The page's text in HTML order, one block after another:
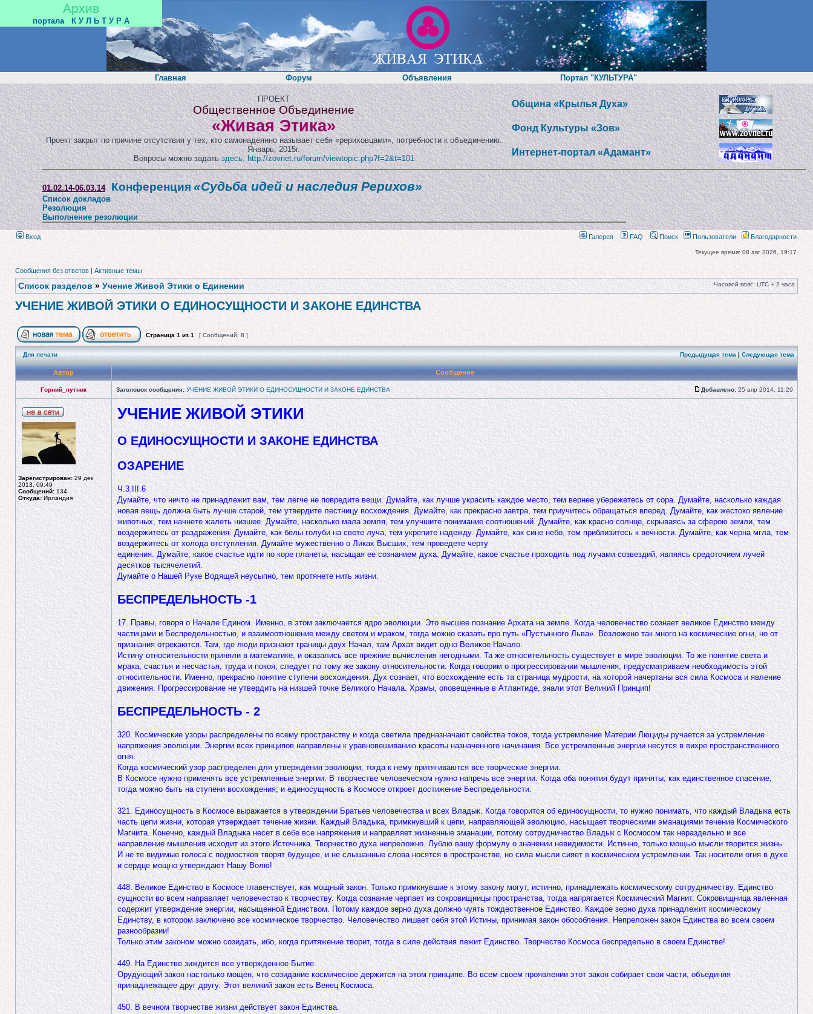
Архив
портала К У Л Ь Т У Р А
Главная Форум Объявления Портал "КУЛЬТУРА"
ПРОЕКТ
Общественное Объединение
«Живая Этика»
Проект закрыт по причине отсутствия у тех, кто самонадеянно называет себя «рериховцами», потребности к объединению.
Январь, 2015г.
Вопросы можно задать здесь: http://zovnet.ru/forum/viewtopic.php?f=2&t=101
Община «Крылья Духа»
Фонд Культуры «Зов»
Интернет-портал «Адамант»
01.02.14-06.03.14 Конференция«Судьба идей и наследия Рерихов»
Список докладов
Резолюция
Выполнение резолюции
Вход Галерея FAQ Поиск Пользователи Благодарности
Текущее время: 08 авг 2026, 19:17
Сообщения без ответов | Активные темы
Список разделов » Учение Живой Этики о Единении Часовой пояс: UTC + 2 часа
УЧЕНИЕ ЖИВОЙ ЭТИКИ О ЕДИНОСУЩНОСТИ И ЗАКОНЕ ЕДИНСТВА
Страница 1 из 1 [ Сообщений: 8 ]
Для печати Предыдущая тема | Следующая тема
Автор Сообщение
Горний_путник Заголовок сообщения: УЧЕНИЕ ЖИВОЙ ЭТИКИ О ЕДИНОСУЩНОСТИ И ЗАКОНЕ ЕДИНСТВА Добавлено: 25 апр 2014, 11:29
Зарегистрирован: 29 дек
2013, 09:49
Сообщений: 134
Откуда: Ирландия
УЧЕНИЕ ЖИВОЙ ЭТИКИ
О ЕДИНОСУЩНОСТИ И ЗАКОНЕ ЕДИНСТВА
ОЗАРЕНИЕ
Ч.3.III.6
Думайте, что ничто не принадлежит вам, тем легче не повредите вещи. Думайте, как лучше украсить каждое место, тем вернее убережетесь от сора. Думайте, насколько каждая
новая вещь должна быть лучше старой, тем утвердите лестницу восхождения. Думайте, как прекрасно завтра, тем приучитесь обращаться вперед. Думайте, как жестоко явление
животных, тем начнете жалеть низшее. Думайте, насколько мала земля, тем улучшите понимание соотношений. Думайте, как красно солнце, скрываясь за сферою земли, тем
воздержитесь от раздражения. Думайте, как белы голуби на свете луча, тем укрепите надежду. Думайте, как сине небо, тем приблизитесь к вечности. Думайте, как черна мгла, тем
воздержитесь от холода отступления. Думайте мужественно о Ликах Высших, тем проведете черту
единения. Думайте, какое счастье идти по коре планеты, насыщая ее сознанием духа. Думайте, какое счастье проходить под лучами созвездий, являясь средоточием лучей
десятков тысячелетий.
Думайте о Нашей Руке Водящей неусыпно, тем протянете нить жизни.
БЕСПРЕДЕЛЬНОСТЬ -1
17. Правы, говоря о Начале Едином. Именно, в этом заключается ядро эволюции. Это высшее познание Архата на земле. Когда человечество сознает великое Единство между
частицами и Беспредельностью, и взаимоотношение между светом и мраком, тогда можно сказать про путь «Пустынного Льва». Возложено так много на космические огни, но от
признания отрекаются. Там, где люди признают границы двух Начал, там Архат видит одно Великое Начало.
Истину относительности приняли в математике, и оказались все прежние вычисления негодными. Та же относительность существует в мире эволюции. То же понятие света и
мрака, счастья и несчастья, труда и покоя, следует по тому же закону относительности. Когда говорим о прогрессировании мышления, предусматриваем необходимость этой
относительности. Именно, прекрасно понятие ступени восхождения. Дух сознает, что восхождение есть та страница мудрости, на которой начертаны вся сила Космоса и явление
движения. Прогрессирование не утвердить на низшей точке Великого Начала. Храмы, оповещенные в Атлантиде, знали этот Великий Принцип!
БЕСПРЕДЕЛЬНОСТЬ - 2
320. Космические узоры распределены по всему пространству и когда светила предназначают свойства токов, тогда устремление Материи Люциды ручается за устремление
напряжения эволюции. Энергии всех принципов направлены к уравновешиванию красоты назначенного начинания. Все устремленные энергии несутся в вихре пространственного
огня.
Когда космический узор распределен для утверждения эволюции, тогда к нему притягиваются все творческие энергии.
В Космосе нужно применять все устремленные энергии. В творчестве человеческом нужно напречь все энергии. Когда оба понятия будут приняты, как единственное спасение,
тогда можно быть на ступени восхождения; и единосущность в Космосе откроет достижение Беспредельности.
321. Единосущность в Космосе выражается в утверждении Братьев человечества и всех Владык. Когда говорится об единосущности, то нужно понимать, что каждый Владыка есть
часть цепи жизни, которая утверждает течение жизни. Каждый Владыка, примкнувший к цепи, направляющей эволюцию, насыщает творческими эманациями течение Космического
Магнита. Конечно, каждый Владыка несет в себе все напряжения и направляет жизненные эманации, потому сотрудничество Владык с Космосом так нераздельно и все
направление мышления исходит из этого Источника. Творчество духа непреложно. Лублю вашу формулу о значении невидимости. Истинно, только мощью мысли творится жизнь.
И не те видимые голоса с подмостков творят будущее, и не слышанные слова носятся в пространстве, но сила мысли сияет в космическом устремлении. Так носители огня в духе
и сердце мощно утверждают Нашу Волю!
448. Великое Единство в Космосе главенствует, как мощный закон. Только примкнувшие к этому закону могут, истинно, принадлежать космическому сотрудничеству. Единство
сущности во всем направляет человечество к творчеству. Когда сознание черпает из сокровищницы пространства, тогда напрягается Космический Магнит. Сокровищница явленная
содержит утверждение энергии, насыщенной Единством. Потому каждое зерно духа должно чуять тождественное Единство. Каждое зерно духа принадлежит космическому
Единству, в котором заключено все космическое творчество. Человечество лишает себя этой Истины, принимая закон обособления. Непреложен закон Единства во всем своем
разнообразии!
Только этим законом можно созидать, ибо, когда притяжение творит, тогда в силе действия лежит Единство. Творчество Космоса беспредельно в своем Единстве!
449. На Единстве зиждится все утвержденное Бытие.
Орудующий закон настолько мощен, что созидание космическое держится на этом принципе. Во всем своем проявлении этот закон собирает свои части, объединяя
принадлежащее друг другу. Этот великий закон есть Венец Космоса.
450. В вечном творчестве жизни действует закон Единства.